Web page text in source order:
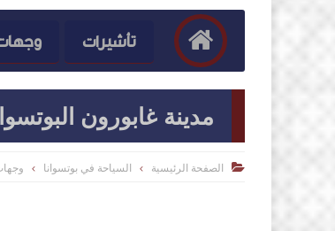
تأشيرات
مدينة غابورون
 الصفحة الرئيسية السياحة في بوتسوانا